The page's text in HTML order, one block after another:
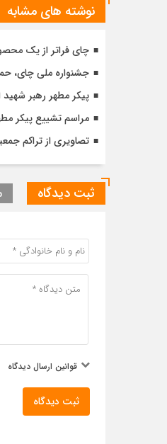
نوشته های مشابه
چای فراتر از یک
جشنواره ملی چای،
پیکر مطهر رهبر
مراسم تشییع پیکر
تصاویری از تراکم
ثبت دیدگاه
قوانین ارسال دیدگاه
ثبت دیدگاه